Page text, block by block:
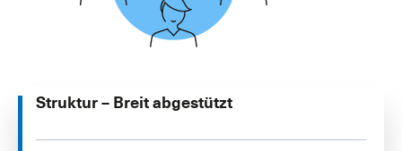
Struktur – Breit abgestützt